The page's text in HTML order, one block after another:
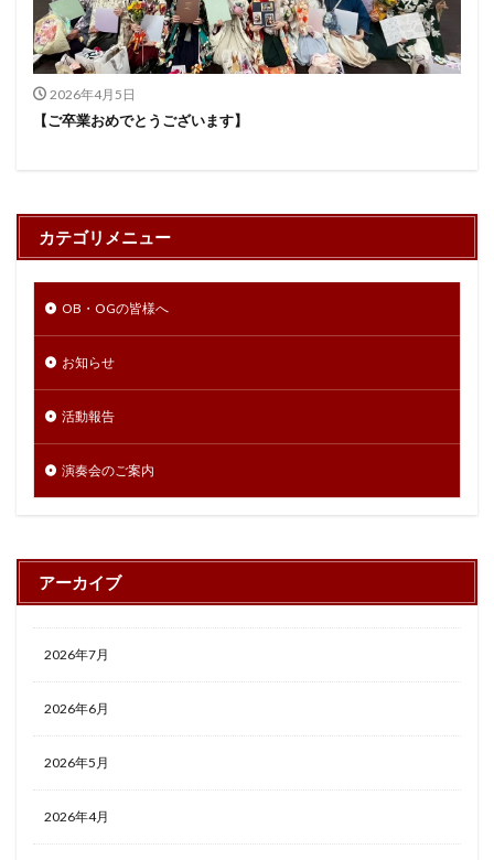
2026年4月5日
【ご卒業おめでとうございます】
カテゴリメニュー
OB・OGの皆様へ
お知らせ
活動報告
演奏会のご案内
アーカイブ
2026年7月
2026年6月
2026年5月
2026年4月